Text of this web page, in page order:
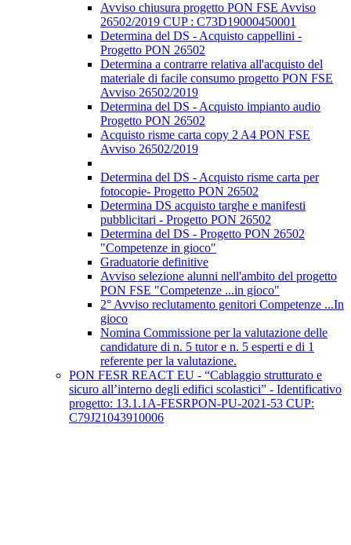
Avviso chiusura progetto PON FSE Avviso
26502/2019 CUP : C73D19000450001
Determina del DS - Acquisto cappellini -
Progetto PON 26502
Determina a contrarre relativa all'acquisto del
materiale di facile consumo progetto PON FSE
Avviso 26502/2019
Determina del DS - Acquisto impianto audio
Progetto PON 26502
Acquisto risme carta copy 2 A4 PON FSE
Avviso 26502/2019
Determina del DS - Acquisto risme carta per
fotocopie- Progetto PON 26502
Determina DS acquisto targhe e manifesti
pubblicitari - Progetto PON 26502
Determina del DS - Progetto PON 26502
"Competenze in gioco"
Graduatorie definitive
Avviso selezione alunni nell'ambito del progetto
PON FSE "Competenze ...in gioco"
2° Avviso reclutamento genitori Competenze ...In
gioco
Nomina Commissione per la valutazione delle
candidature di n. 5 tutor e n. 5 esperti e di 1
referente per la valutazione.
PON FESR REACT EU - “Cablaggio strutturato e
sicuro all’interno degli edifici scolastici” - Identificativo
progetto: 13.1.1A-FESRPON-PU-2021-53 CUP:
C79J21043910006